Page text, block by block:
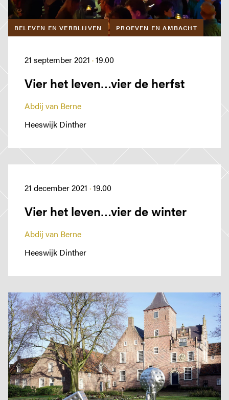
JAAR VAN HET BRABANTS KLOOSTERLEVEN
Ons Kloosterpad
Rondwandelingen
Praktische informatie
Actueel
Kloostergeschiedenis
Privacy verklaring
Toegankelijkheidsverklaring
BELEVEN EN VERBLIJVEN PROEVEN EN AMBACHT
21 september 2021 ·19.00
Vier het leven…vier de herfst
Abdij van Berne
Heeswijk Dinther
21 december 2021 ·19.00
Vier het leven…vier de winter
Abdij van Berne
Heeswijk Dinther